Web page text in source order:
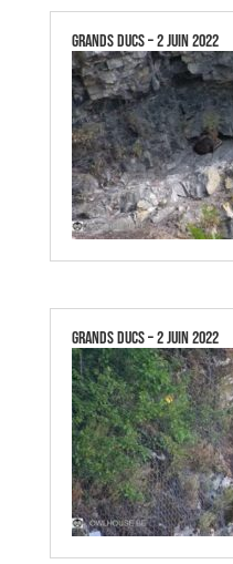
GRANDS DUCS – 2 JUIN 2022
GRANDS DUCS – 2 JUIN 2022